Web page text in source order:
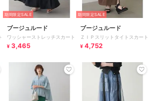
期間限定SALE
ブージュルード
ワッシャーストレッチスカート
¥ 3,465
期間限定SALE
ブージュルード
ＺＩＰスリットタイトスカート
¥ 4,752